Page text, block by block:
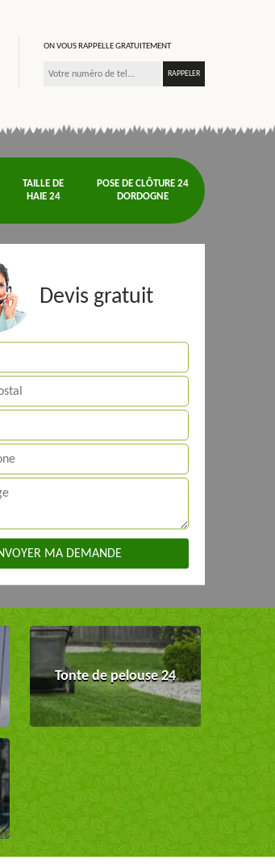
ON VOUS RAPPELLE GRATUITEMENT
TAILLE DE
HAIE 24
POSE DE CLÔTURE 24
DORDOGNE
Devis gratuit
Tonte de pelouse 24